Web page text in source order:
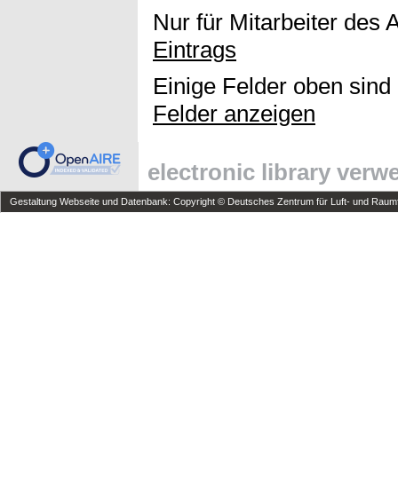
Nur für Mitarbeiter des
Eintrags
Einige Felder oben
Felder anzeigen
electronic library
Gestaltung Webseite und Datenbank: Copyright © Deutsches Zentrum für Luft- und